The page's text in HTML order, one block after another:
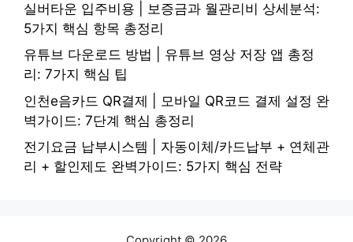
실버타운 입주비용 | 보증금과 월관리비 상세분석:
5가지 핵심 항목 총정리
유튜브 다운로드 방법 | 유튜브 영상 저장 앱 총정
리: 7가지 핵심 팁
인천e음카드 QR결제 | 모바일 QR코드 결제 설정 완
벽가이드: 7단계 핵심 총정리
전기요금 납부시스템 | 자동이체/카드납부 + 연체관
리 + 할인제도 완벽가이드: 5가지 핵심 전략